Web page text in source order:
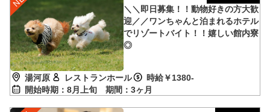
＼＼即日募集！！動物好きの方大歓
迎／／ワンちゃんと泊まれるホテル
でリゾートバイト！！嬉しい館内寮
◎
湯河原 レストランホール
時給￥1380-
開始時期：8月上旬 期間：3ヶ月